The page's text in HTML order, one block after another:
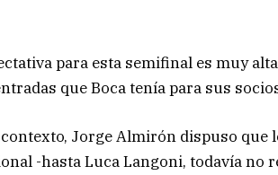
para esta semifinal es muy
que Boca tenía para sus
contexto, Jorge Almirón dispuso
-hasta Luca Langoni, todavía no